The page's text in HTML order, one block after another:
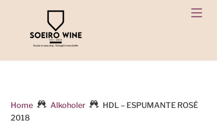
Home Alkoholer
HDL – ESPUMANTE ROSÉ
2018